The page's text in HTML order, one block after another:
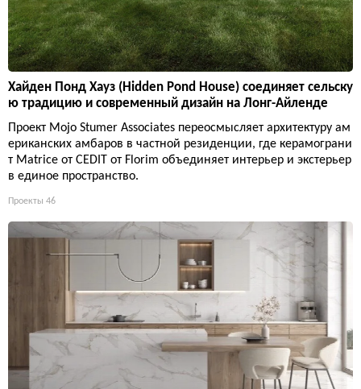
Хайден Понд Хауз (Hidden Pond House) соединяет сельску
ю традицию и современный дизайн на Лонг-Айленде
Проект Mojo Stumer Associates переосмысляет архитектуру ам
ериканских амбаров в частной резиденции, где керамограни
т Matrice от CEDIT от Florim объединяет интерьер и экстерьер
в единое пространство.
Проекты 46